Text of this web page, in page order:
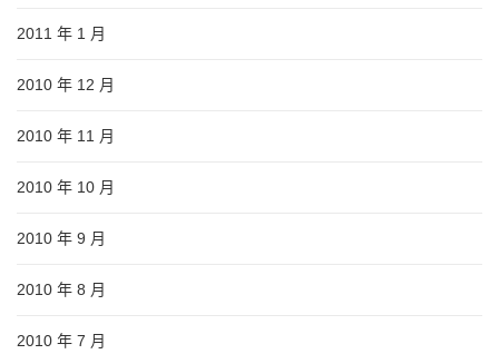
2011 年 1 月
2010 年 12 月
2010 年 11 月
2010 年 10 月
2010 年 9 月
2010 年 8 月
2010 年 7 月